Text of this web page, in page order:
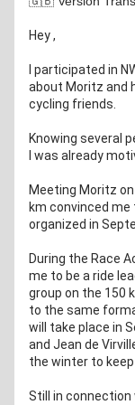
Hey ,
I participated in
about Moritz and
cycling friends.
Knowing several
I was already
Meeting Moritz
km convinced
organized in
During the Race
me to be a ride
group on the 150
to the same
will take place in
and Jean de
the winter to keep
Still in connection